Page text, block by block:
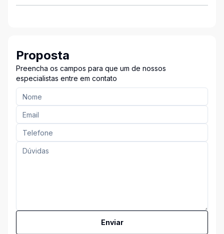
Proposta
Preencha os campos para que um de nossos
especialistas entre em contato
Enviar